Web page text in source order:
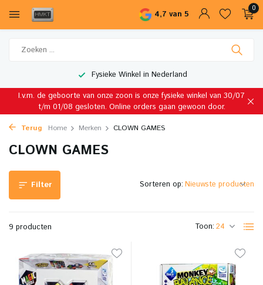
4,7 van 5
0
Fysieke Winkel in Nederland
I.v.m. de geboorte van onze zoon is onze fysieke winkel van 30/07
t/m 01/08 gesloten. Online orders gaan gewoon door.
Terug Home Merken CLOWN GAMES
CLOWN GAMES
Filter
9 producten Toon:
Sorteren op: